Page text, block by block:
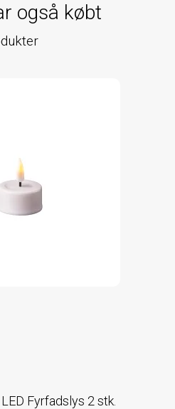
også købt
Fyrfadslys 2 stk.